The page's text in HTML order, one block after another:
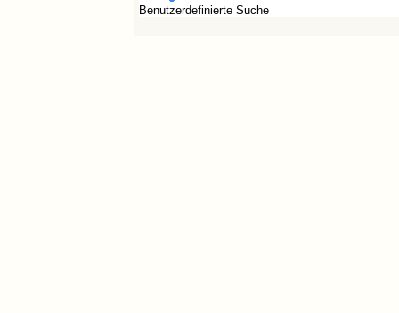
Benutzerdefinierte Suche